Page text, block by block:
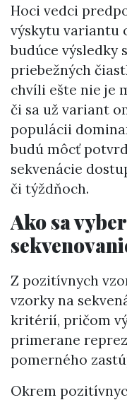
Hoci vedci
výskytu variantu
budúce výsledky
priebežných
chvíli ešte nie je
či sa už variant
populácii
budú môcť
sekvenácie
či týždňoch.
Ako sa
Z pozitívnych
vzorky na
kritérií, pričom
primerane
pomerného
Okrem